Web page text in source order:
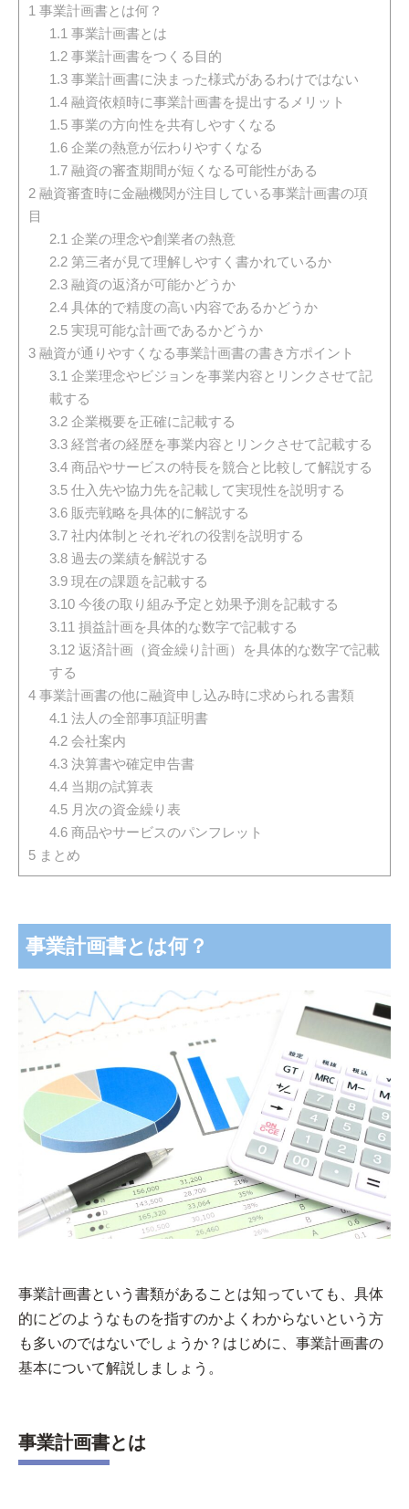
1 事業計画書とは何？
1.1 事業計画書とは
1.2事業計画書をつくる目的
1.3事業計画書に決まった様式があるわけではない
1.4融資依頼時に事業計画書を提出するメリット
1.5事業の方向性を共有しやすくなる
1.6企業の熱意が伝わりやすくなる
1.7融資の審査期間が短くなる可能性がある
2 融資審査時に金融機関が注目している事業計画書の項
目
2.1 企業の理念や創業者の熱意
2.2第三者が見て理解しやすく書かれているか
2.3融資の返済が可能かどうか
2.4具体的で精度の高い内容であるかどうか
2.5実現可能な計画であるかどうか
3 融資が通りやすくなる事業計画書の書き方ポイント
3.1 企業理念やビジョンを事業内容とリンクさせて記
載する
3.2企業概要を正確に記載する
3.3経営者の経歴を事業内容とリンクさせて記載する
3.4商品やサービスの特長を競合と比較して解説する
3.5仕入先や協力先を記載して実現性を説明する
3.6販売戦略を具体的に解説する
3.7社内体制とそれぞれの役割を説明する
3.8過去の業績を解説する
3.9現在の課題を記載する
3.10今後の取り組み予定と効果予測を記載する
3.11 損益計画を具体的な数字で記載する
3.12返済計画（資金繰り計画）を具体的な数字で記載
する
4 事業計画書の他に融資申し込み時に求められる書類
4.1 法人の全部事項証明書
4.2会社案内
4.3決算書や確定申告書
4.4当期の試算表
4.5月次の資金繰り表
4.6商品やサービスのパンフレット
5 まとめ
事業計画書とは何？
事業計画書という書類があることは知っていても、具体
的にどのようなものを指すのかよくわからないという方
も多いのではないでしょうか？はじめに、事業計画書の
基本について解説しましょう。
事業計画書とは